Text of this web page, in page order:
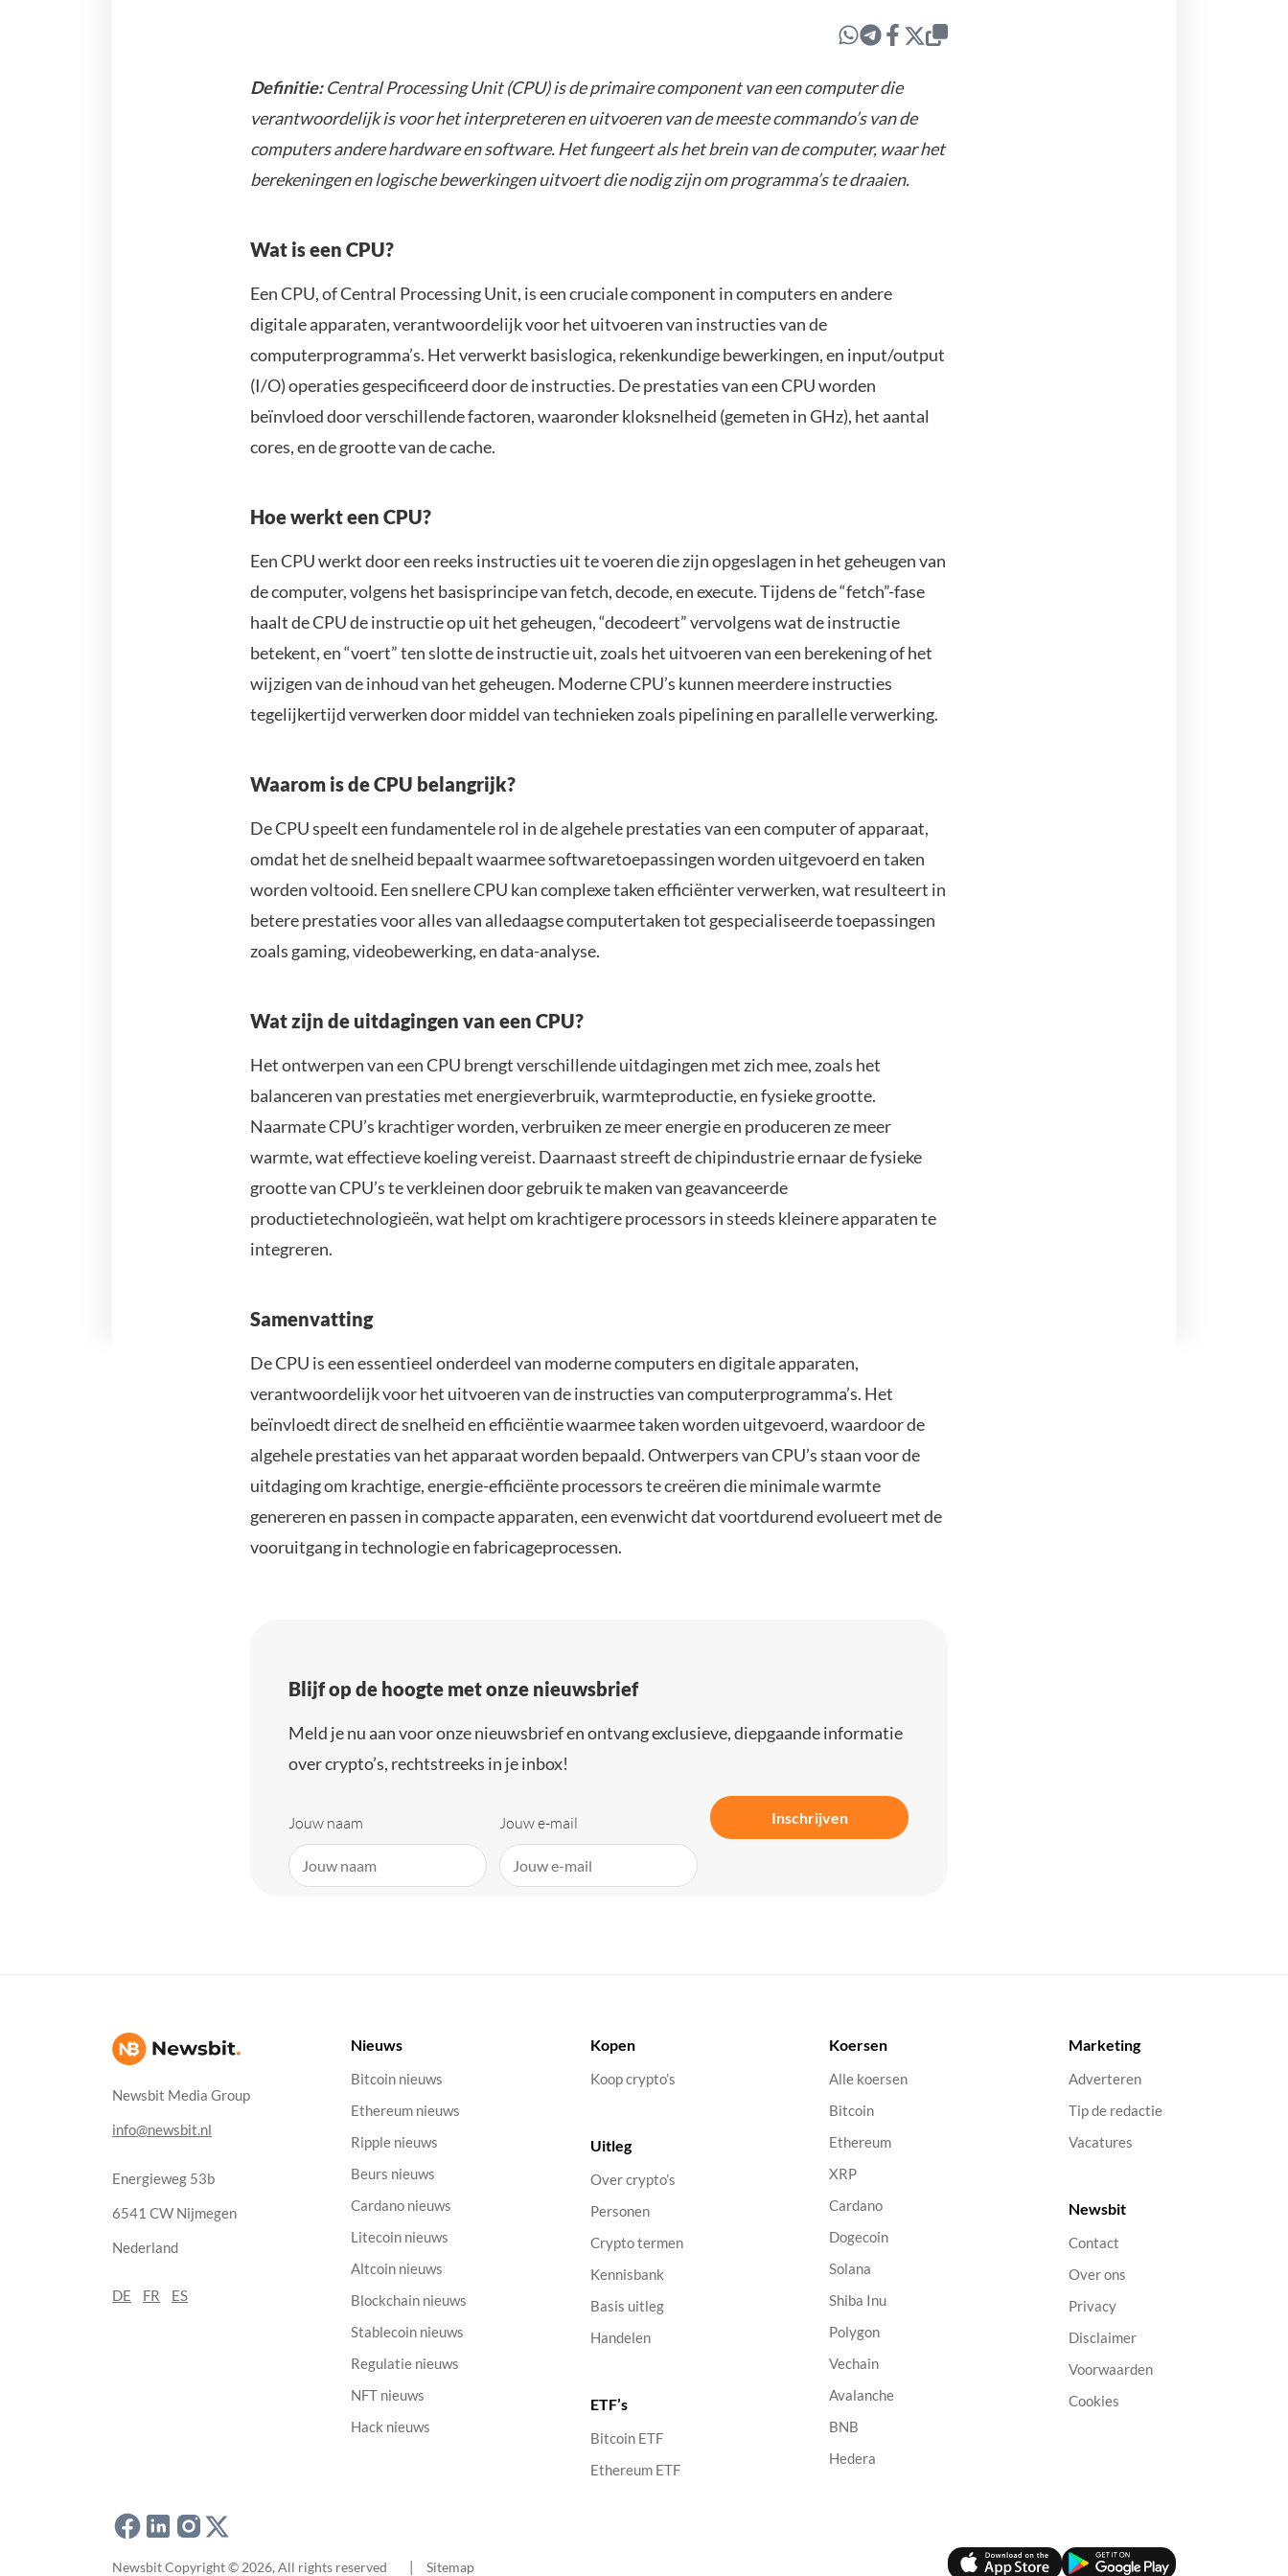
Definitie:Central Processing Unit (CPU) is de primaire component van een computer die
verantwoordelijk is voor het interpreteren en uitvoeren van de meeste commando’s van de
computers andere hardware en software. Het fungeert als het brein van de computer, waar het
berekeningen en logische bewerkingen uitvoert die nodig zijn om programma’s te draaien.
Wat is een CPU?
Een CPU, of Central Processing Unit, is een cruciale component in computers en andere
digitale apparaten, verantwoordelijk voor het uitvoeren van instructies van de
computerprogramma’s. Het verwerkt basislogica, rekenkundige bewerkingen, en input/output
(I/O) operaties gespecificeerd door de instructies. De prestaties van een CPU worden
beïnvloed door verschillende factoren, waaronder kloksnelheid (gemeten in GHz), het aantal
cores, en de grootte van de cache.
Hoe werkt een CPU?
Een CPU werkt door een reeks instructies uit te voeren die zijn opgeslagen in het geheugen van
de computer, volgens het basisprincipe van fetch, decode, en execute. Tijdens de “fetch”-fase
haalt de CPU de instructie op uit het geheugen, “decodeert” vervolgens wat de instructie
betekent, en “voert” ten slotte de instructie uit, zoals het uitvoeren van een berekening of het
wijzigen van de inhoud van het geheugen. Moderne CPU’s kunnen meerdere instructies
tegelijkertijd verwerken door middel van technieken zoals pipelining en parallelle verwerking.
Waarom is de CPU belangrijk?
De CPU speelt een fundamentele rol in de algehele prestaties van een computer of apparaat,
omdat het de snelheid bepaalt waarmee softwaretoepassingen worden uitgevoerd en taken
worden voltooid. Een snellere CPU kan complexe taken efficiënter verwerken, wat resulteert in
betere prestaties voor alles van alledaagse computertaken tot gespecialiseerde toepassingen
zoals gaming, videobewerking, en data-analyse.
Wat zijn de uitdagingen van een CPU?
Het ontwerpen van een CPU brengt verschillende uitdagingen met zich mee, zoals het
balanceren van prestaties met energieverbruik, warmteproductie, en fysieke grootte.
Naarmate CPU’s krachtiger worden, verbruiken ze meer energie en produceren ze meer
warmte, wat effectieve koeling vereist. Daarnaast streeft de chipindustrie ernaar de fysieke
grootte van CPU’s te verkleinen door gebruik te maken van geavanceerde
productietechnologieën, wat helpt om krachtigere processors in steeds kleinere apparaten te
integreren.
Samenvatting
De CPU is een essentieel onderdeel van moderne computers en digitale apparaten,
verantwoordelijk voor het uitvoeren van de instructies van computerprogramma’s. Het
beïnvloedt direct de snelheid en efficiëntie waarmee taken worden uitgevoerd, waardoor de
algehele prestaties van het apparaat worden bepaald. Ontwerpers van CPU’s staan voor de
uitdaging om krachtige, energie-efficiënte processors te creëren die minimale warmte
genereren en passen in compacte apparaten, een evenwicht dat voortdurend evolueert met de
vooruitgang in technologie en fabricageprocessen.
Blijf op de hoogte met onze nieuwsbrief
Meld je nu aan voor onze nieuwsbrief en ontvang exclusieve, diepgaande informatie
over crypto’s, rechtstreeks in je inbox!
Jouw naam Jouw e-mail Inschrijven
Newsbit Media Group
info@newsbit.nl
Energieweg 53b
6541 CW Nijmegen
Nederland
DE FR ES
Nieuws
Bitcoin nieuws
Ethereum nieuws
Ripple nieuws
Beurs nieuws
Cardano nieuws
Litecoin nieuws
Altcoin nieuws
Blockchain nieuws
Stablecoin nieuws
Regulatie nieuws
NFT nieuws
Hack nieuws
Kopen
Koop crypto’s
Uitleg
Over crypto’s
Personen
Crypto termen
Kennisbank
Basis uitleg
Handelen
ETF’s
Bitcoin ETF
Ethereum ETF
Koersen
Alle koersen
Bitcoin
Ethereum
XRP
Cardano
Dogecoin
Solana
Shiba Inu
Polygon
Vechain
Avalanche
BNB
Hedera
Marketing
Adverteren
Tip de redactie
Vacatures
Newsbit
Contact
Over ons
Privacy
Disclaimer
Voorwaarden
Cookies
Newsbit Copyright © 2026, All rights reserved Sitemap